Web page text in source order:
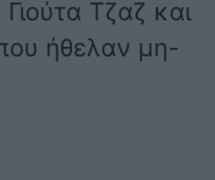
Τζαζ και
ήθελαν μη-